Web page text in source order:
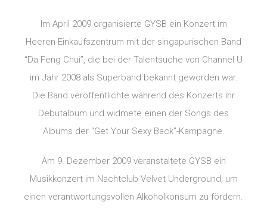
Im April 2009 organisierte GYSB ein Konzert im
Heeren-Einkaufszentrum mit der singapurischen Band
“Da Feng Chui”, die bei der Talentsuche von Channel U
im Jahr 2008 als Superband bekannt geworden war.
Die Band veröffentlichte während des Konzerts ihr
Debütalbum und widmete einen der Songs des
Albums der “Get Your Sexy Back”-Kampagne.
Am 9. Dezember 2009 veranstaltete GYSB ein
Musikkonzert im Nachtclub Velvet Underground, um
einen verantwortungsvollen Alkoholkonsum zu fördern.